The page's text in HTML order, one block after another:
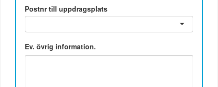
Postnr till uppdragsplats
Ev. övrig information.